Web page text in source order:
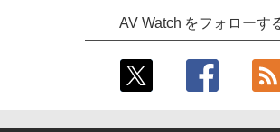
AV Watch をフォローす